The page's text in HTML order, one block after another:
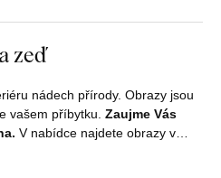
zeď
nádech přírody. Obrazy jsou
vašem příbytku. Zaujme Vás
V nabídce najdete obrazy v…